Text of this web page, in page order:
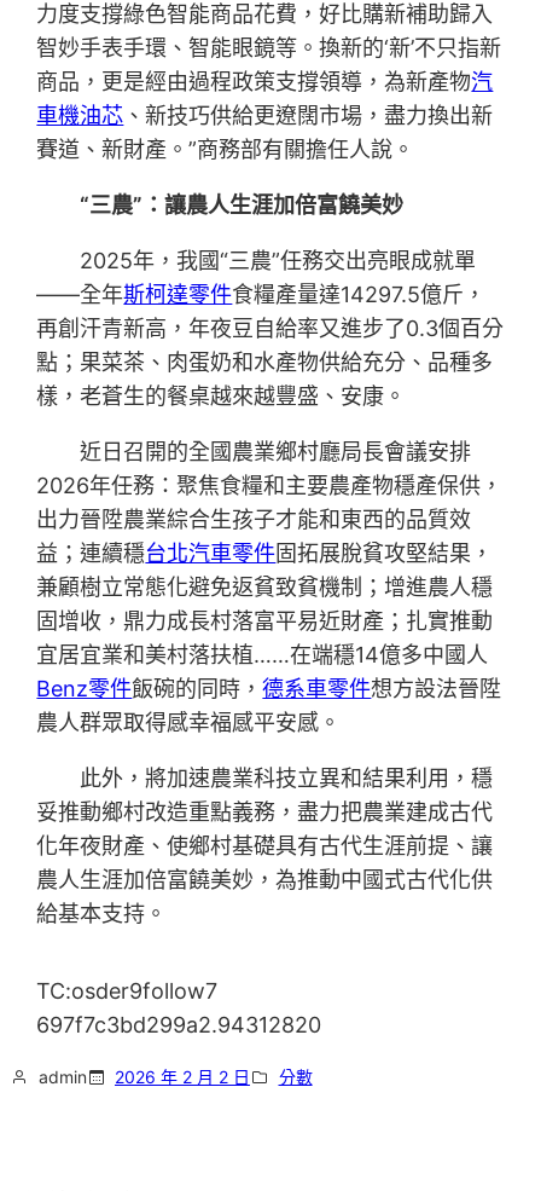
力度支撐綠色智能商品花費，好比購新補助歸入
智妙手表手環、智能眼鏡等。換新的‘新’不只指新
商品，更是經由過程政策支撐領導，為新產物汽
車機油芯 、新技巧供給更遼闊市場，盡力換出新
賽道、新財產。”商務部有關擔任人說。
“三農”：讓農人生涯加倍富饒美妙
2025年，我國“三農”任務交出亮眼成就單
——全年斯柯達零件食糧產量達14297.5億斤，
再創汗青新高，年夜豆自給率又進步了0.3個百分
點；果菜茶、肉蛋奶和水產物供給充分、品種多
樣，老蒼生的餐桌越來越豐盛、安康。
近日召開的全國農業鄉村廳局長會議安排
2026年任務：聚焦食糧和主要農產物穩產保供，
出力晉陞農業綜合生孩子才能和東西的品質效
益；連續穩台北汽車零件固拓展脫貧攻堅結果，
兼顧樹立常態化避免返貧致貧機制；增進農人穩
固增收，鼎力成長村落富平易近財產；扎實推動
宜居宜業和美村落扶植……在端穩14億多中國人
Benz零件飯碗的同時，德系車零件想方設法晉陞
農人群眾取得感幸福感平安感。
此外，將加速農業科技立異和結果利用，穩
妥推動鄉村改造重點義務，盡力把農業建成古代
化年夜財產、使鄉村基礎具有古代生涯前提、讓
農人生涯加倍富饒美妙，為推動中國式古代化供
給基本支持。
TC:osder9follow7
697f7c3bd299a2.94312820
admin 2026 年 2 月 2 日 分數